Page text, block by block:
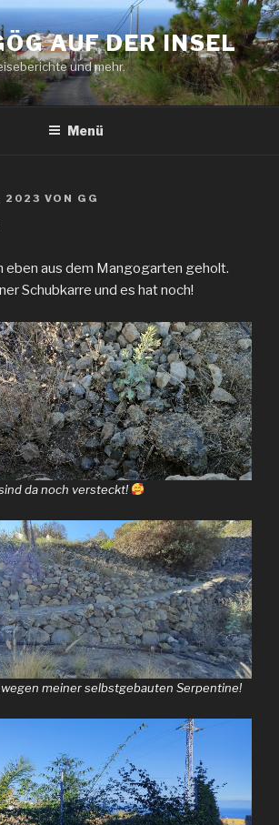
AUF DER INSEL
und mehr.
Menü
2023 VON GG
eben aus dem Mangogarten geholt.
Schubkarre und es hat noch!
da noch versteckt!
meiner selbstgebauten Serpentine!